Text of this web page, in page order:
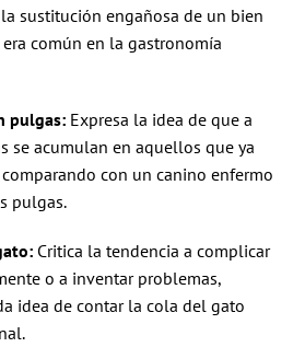
sustitución engañosa de un bien
común en la gastronomía
pulgas: Expresa la idea de que a
se acumulan en aquellos que ya
con un canino enfermo
pulgas.
Critica la tendencia a complicar
o a inventar problemas,
idea de contar la cola del gato